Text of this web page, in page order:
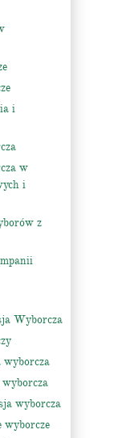
i
w
i
z
Wyborcza
wyborcza
wyborcza
wyborcze